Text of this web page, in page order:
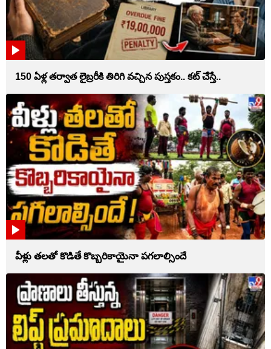
150 ఏళ్ల తర్వాత లైబ్రరీకి తిరిగి వచ్చిన పుస్తకం.. కట్ చేస్తే..
వీళ్లు తలతో కొడితే కొబ్బరికాయైనా పగలాల్సిందే